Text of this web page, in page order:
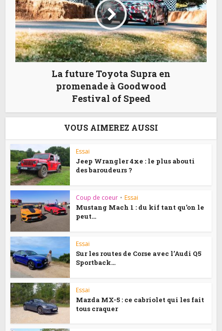
La future Toyota Supra en
promenade à Goodwood
Festival of Speed
VOUS AIMEREZ AUSSI
Essai
Jeep Wrangler 4xe : le plus abouti
des baroudeurs ?
Coup de coeur • Essai
Mustang Mach 1 : du kif tant qu’on le
peut...
Essai
Sur les routes de Corse avec l’Audi Q5
Sportback...
Essai
Mazda MX-5 : ce cabriolet qui les fait
tous craquer